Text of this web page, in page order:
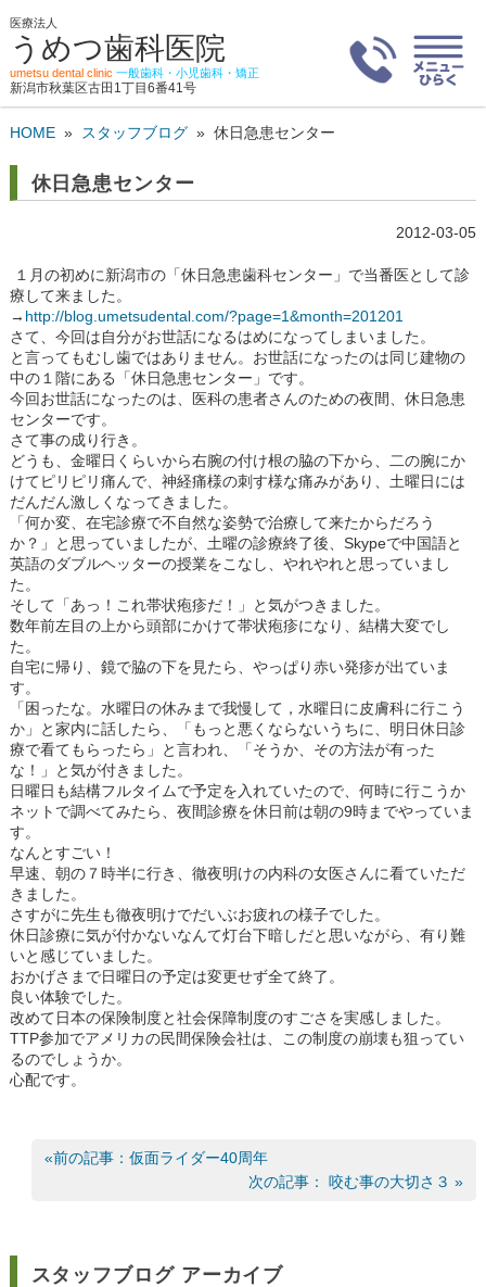
医療法人
うめつ歯科医院
umetsu dental clinic 一般歯科・小児歯科・矯正
新潟市秋葉区古田1丁目6番41号
HOME» スタッフブログ» 休日急患センター
休日急患センター
2012-03-05
１月の初めに新潟市の「休日急患歯科センター」で当番医として診
療して来ました。
→ http://blog.umetsudental.com/?page=1&month=201201
さて、今回は自分がお世話になるはめになってしまいました。
と言ってもむし歯ではありません。お世話になったのは同じ建物の
中の１階にある「休日急患センター」です。
今回お世話になったのは、医科の患者さんのための夜間、休日急患
センターです。
さて事の成り行き。
どうも、金曜日くらいから右腕の付け根の脇の下から、二の腕にか
けてピリピリ痛んで、神経痛様の刺す様な痛みがあり、土曜日には
だんだん激しくなってきました。
「何か変、在宅診療で不自然な姿勢で治療して来たからだろう
か？」と思っていましたが、土曜の診療終了後、Skypeで中国語と
英語のダブルヘッターの授業をこなし、やれやれと思っていまし
た。
そして「あっ！これ帯状疱疹だ！」と気がつきました。
数年前左目の上から頭部にかけて帯状疱疹になり、結構大変でし
た。
自宅に帰り、鏡で脇の下を見たら、やっぱり赤い発疹が出ていま
す。
「困ったな。水曜日の休みまで我慢して，水曜日に皮膚科に行こう
か」と家内に話したら、「もっと悪くならないうちに、明日休日診
療で看てもらったら」と言われ、「そうか、その方法が有った
な！」と気が付きました。
日曜日も結構フルタイムで予定を入れていたので、何時に行こうか
ネットで調べてみたら、夜間診療を休日前は朝の9時までやっていま
す。
なんとすごい！
早速、朝の７時半に行き、徹夜明けの内科の女医さんに看ていただ
きました。
さすがに先生も徹夜明けでだいぶお疲れの様子でした。
休日診療に気が付かないなんて灯台下暗しだと思いながら、有り難
いと感じていました。
おかげさまで日曜日の予定は変更せず全て終了。
良い体験でした。
改めて日本の保険制度と社会保障制度のすごさを実感しました。
TTP参加でアメリカの民間保険会社は、この制度の崩壊も狙ってい
るのでしょうか。
心配です。
«前の記事：仮面ライダー40周年
次の記事： 咬む事の大切さ３ »
スタッフブログ アーカイブ